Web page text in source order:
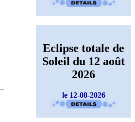
Eclipse totale de
Soleil du 12 août
2026
le 12-08-2026